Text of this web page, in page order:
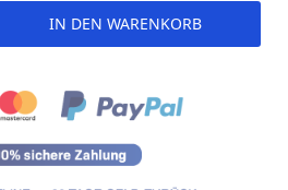
IN DEN WARENKORB